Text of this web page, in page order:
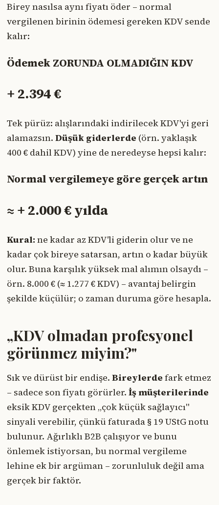
Birey nasılsa aynı fiyatı öder – normal
vergilenen birinin ödemesi gereken KDV sende
kalır:
Ödemek ZORUNDA OLMADIĞIN KDV
+ 2.394 €
Tek pürüz: alışlarındaki indirilecek KDV'yi geri
alamazsın. Düşük giderlerde (örn. yaklaşık
400 € dahil KDV) yine de neredeyse hepsi kalır:
Normal vergilemeye göre gerçek artın
≈ + 2.000 € yılda
Kural: ne kadar az KDV'li giderin olur ve ne
kadar çok bireye satarsan, artın o kadar büyük
olur. Buna karşılık yüksek mal alımın olsaydı –
örn. 8.000 € (≈ 1.277 € KDV) – avantaj belirgin
şekilde küçülür; o zaman duruma göre hesapla.
„KDV olmadan profesyonel
görünmez miyim?"
Sık ve dürüst bir endişe. Bireylerde fark etmez
– sadece son fiyatı görürler. İş müşterilerinde
eksik KDV gerçekten „çok küçük sağlayıcı"
sinyali verebilir, çünkü faturada § 19 UStG notu
bulunur. Ağırlıklı B2B çalışıyor ve bunu
önlemek istiyorsan, bu normal vergileme
lehine ek bir argüman – zorunluluk değil ama
gerçek bir faktör.